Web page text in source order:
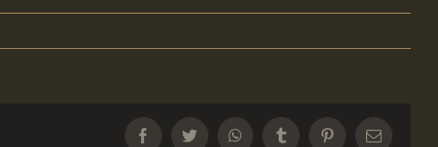
FacebookTwitterWhatsAppTumblrPinterestEmail: